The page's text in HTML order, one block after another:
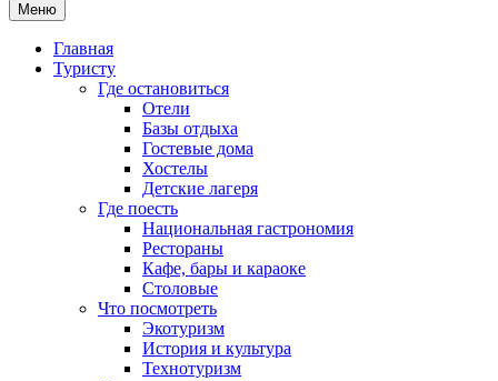
Меню
Главная
Туристу
Где остановиться
Отели
Базы отдыха
Гостевые дома
Хостелы
Детские лагеря
Где поесть
Национальная гастрономия
Рестораны
Кафе, бары и караоке
Столовые
Что посмотреть
Экотуризм
История и культура
Технотуризм